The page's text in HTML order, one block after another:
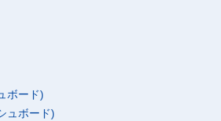
ボード)
ュボード)